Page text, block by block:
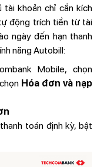
tài khoản chỉ cần kích
động trích tiền từ tài
ngày đến hạn thanh
năng Autobill:
Mobile, chọn
Hóa đơn và nạp
toán định kỳ, bật